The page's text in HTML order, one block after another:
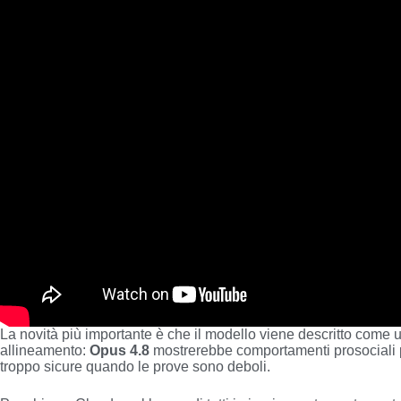
La novità più importante è che il modello viene descritto
allineamento: Opus 4.8 mostrerebbe comportamenti
troppo sicure quando le prove sono deboli.